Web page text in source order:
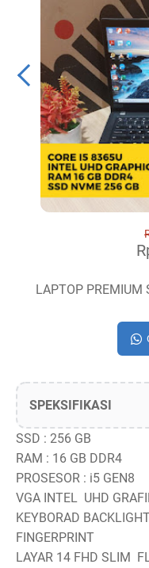
LAPTOP PREMIUM
SPEKSIFIKASI
SSD : 256 GB
RAM : 16 GB DDR4
PROSESOR : i5 GEN8
VGA INTEL UHD
KEYBORAD
FINGERPRINT
LAYAR 14 FHD SLIM